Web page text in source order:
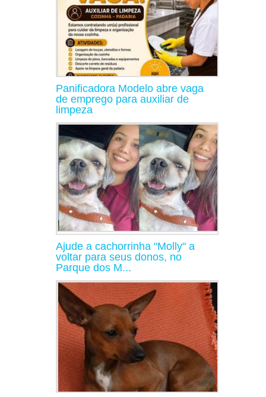
Panificadora Modelo abre vaga
de emprego para auxiliar de
limpeza
Ajude a cachorrinha "Molly" a
voltar para seus donos, no
Parque dos M...